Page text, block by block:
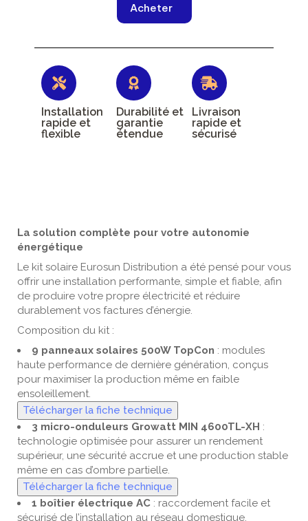
Acheter
Installation
rapide et
flexible
Durabilité et
garantie
étendue
Livraison
rapide et
sécurisé
La solution complète pour votre autonomie
énergétique
Le kit solaire Eurosun Distribution a été pensé pour vous
offrir une installation performante, simple et fiable, afin
de produire votre propre électricité et réduire
durablement vos factures d’énergie.
Composition du kit :
9 panneaux solaires 500W TopCon : modules
haute performance de dernière génération, conçus
pour maximiser la production même en faible
ensoleillement.
Télécharger la fiche technique
3 micro-onduleurs Growatt MIN 4600TL-XH :
technologie optimisée pour assurer un rendement
supérieur, une sécurité accrue et une production stable
même en cas d’ombre partielle.
Télécharger la fiche technique
1 boîtier électrique AC : raccordement facile et
sécurisé de l’installation au réseau domestique.